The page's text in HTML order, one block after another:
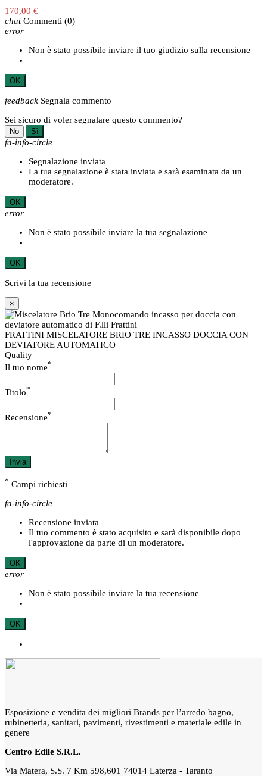
170,00 €
chat Commenti (0)
error
Non è stato possibile inviare il tuo giudizio sulla recensione
OK
feedback Segnala commento
Sei sicuro di voler segnalare questo commento?
No Sì
fa-info-circle
Segnalazione inviata
La tua segnalazione è stata inviata e sarà esaminata da un
moderatore.
OK
error
Non è stato possibile inviare la tua segnalazione
OK
Scrivi la tua recensione
×
FRATTINI MISCELATORE BRIO TRE INCASSO DOCCIA CON
DEVIATORE AUTOMATICO
Quality
Il tuo nome*
Titolo*
Recensione*
Invia
* Campi richiesti
fa-info-circle
Recensione inviata
Il tuo commento è stato acquisito e sarà disponibile dopo
l'approvazione da parte di un moderatore.
OK
error
Non è stato possibile inviare la tua recensione
OK
Esposizione e vendita dei migliori Brands per l’arredo bagno,
rubinetteria, sanitari, pavimenti, rivestimenti e materiale edile in
genere
Centro Edile S.R.L.
Via Matera, S.S. 7 Km 598,601 74014 Laterza - Taranto